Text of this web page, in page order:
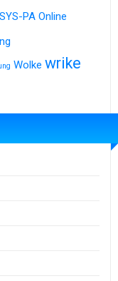
SYS-PA Online
Wolke wrike